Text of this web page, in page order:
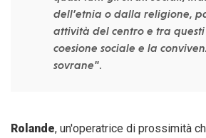
dell’etnia o dalla religione,
attività del centro e tra
coesione sociale e la
sovrane".
Rolande, un'operatrice di prossimità